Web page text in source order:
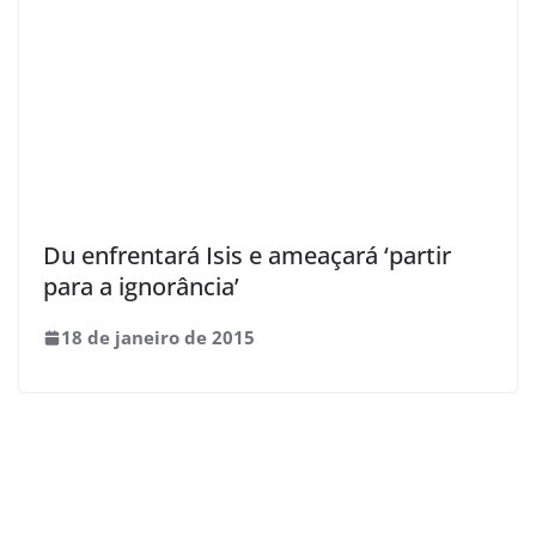
Du enfrentará Isis e ameaçará ‘partir
para a ignorância’
18 de janeiro de 2015